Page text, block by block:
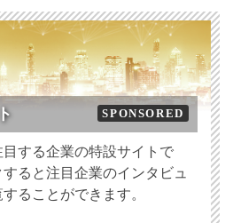
SPONSORED
目する企業の特設サイトで
ると注目企業のインタビュ
ることができます。